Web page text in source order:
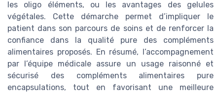
les oligo éléments, ou les avantages des gelules
végétales. Cette démarche permet d’impliquer le
patient dans son parcours de soins et de renforcer la
confiance dans la qualité pure des compléments
alimentaires proposés. En résumé, l’accompagnement
par l’équipe médicale assure un usage raisonné et
sécurisé des compléments alimentaires pure
encapsulations, tout en favorisant une meilleure